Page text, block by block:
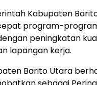
Kabupaten
program-
peningkatan
lapangan kerja.
Barito Utara